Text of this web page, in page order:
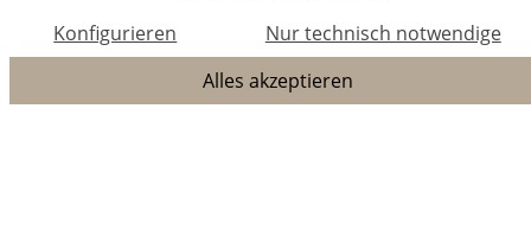
Nur technisch notwendige
Konfigurieren
Alles akzeptieren